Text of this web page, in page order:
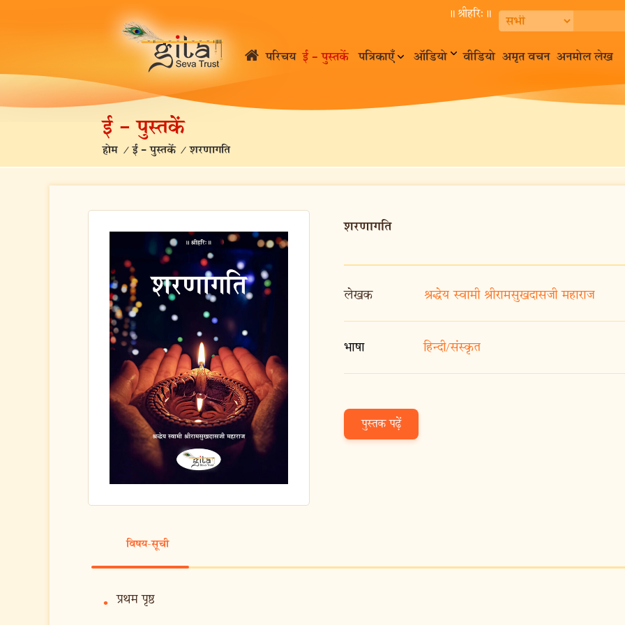
॥ श्रीहरि:॥
परिचय ई – पुस्तकें पत्रिकाएँ ऑडियो वीडियो अमृत वचन अनमोल लेख
ई – पुस्तकें
होम /ई – पुस्तकें /शरणागति
शरणागति
लेखक श्रद्धेय स्वामी श्रीरामसुखदासजी महाराज
भाषा हिन्दी/संस्कृत
पुस्तक पढ़ें
विषय-सूची
• प्रथम पृष्ठ